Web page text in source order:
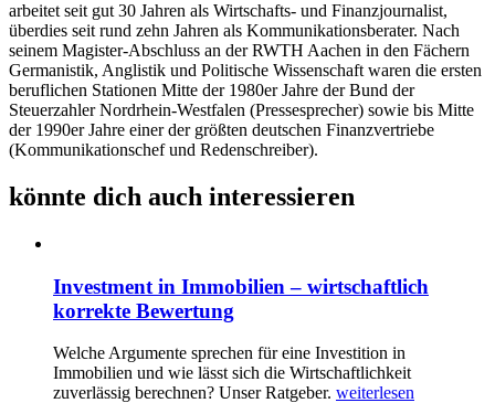
arbeitet seit gut 30 Jahren als Wirtschafts- und Finanzjournalist,
überdies seit rund zehn Jahren als Kommunikationsberater. Nach
seinem Magister-Abschluss an der RWTH Aachen in den Fächern
Germanistik, Anglistik und Politische Wissenschaft waren die ersten
beruflichen Stationen Mitte der 1980er Jahre der Bund der
Steuerzahler Nordrhein-Westfalen (Pressesprecher) sowie bis Mitte
der 1990er Jahre einer der größten deutschen Finanzvertriebe
(Kommunikationschef und Redenschreiber).
könnte dich auch interessieren
Investment in Immobilien – wirtschaftlich
korrekte Bewertung
Welche Argumente sprechen für eine Investition in
Immobilien und wie lässt sich die Wirtschaftlichkeit
zuverlässig berechnen? Unser Ratgeber. weiterlesen